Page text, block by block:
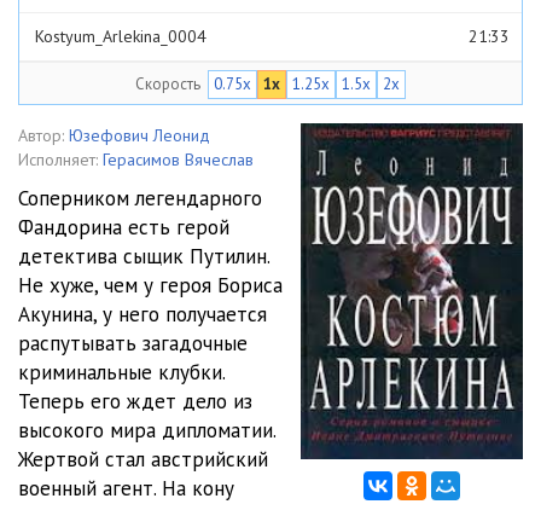
Kostyum_Arlekina_0004 21:33
Kostyum_Arlekina_0005
Kostyum_Arlekina_0006 37:25
12:51
Kostyum_Arlekina_0008 33:09
Kostyum_Arlekina_0009
Kostyum_Arlekina_0010 20:11
Kostyum_Arlekina_0011 20:13
Kostyum_Arlekina_0012 16:55
Kostyum_Arlekina_0013
Скорость 0.75x 1x 1.25x 1.5x 2x
Автор: Юзефович Леонид
Исполняет: Герасимов Вячеслав
Соперником легендарного
Фандорина есть герой
детектива сыщик Путилин.
Не хуже, чем у героя Бориса
Акунина, у него получается
распутывать загадочные
криминальные клубки.
Теперь его ждет дело из
высокого мира дипломатии.
Жертвой стал австрийский
военный агент. На кону